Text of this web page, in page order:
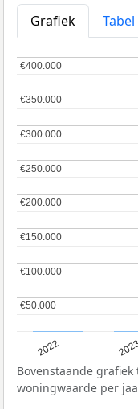
Grafiek
Tabel
2022
€50.000
€50.000
€100.000
€100.000
€150.000
€150.000
€200.000
€200.000
€250.000
€250.000
€300.000
€300.000
€350.000
€350.000
€400.000
€400.000
Bovenstaande
woningwaarde per